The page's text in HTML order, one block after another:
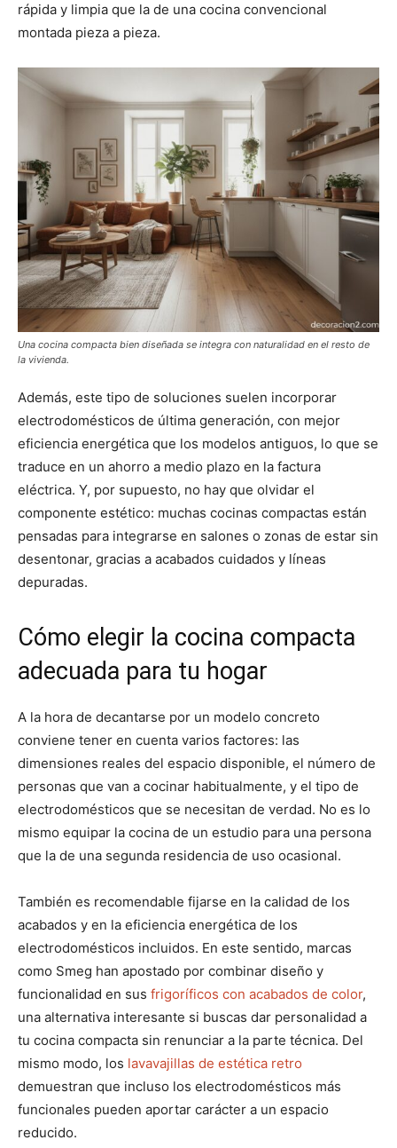
rápida y limpia que la de una cocina convencional
montada pieza a pieza.
Una cocina compacta bien diseñada se integra con naturalidad en el resto de
la vivienda.
Además, este tipo de soluciones suelen incorporar
electrodomésticos de última generación, con mejor
eficiencia energética que los modelos antiguos, lo que se
traduce en un ahorro a medio plazo en la factura
eléctrica. Y, por supuesto, no hay que olvidar el
componente estético: muchas cocinas compactas están
pensadas para integrarse en salones o zonas de estar sin
desentonar, gracias a acabados cuidados y líneas
depuradas.
Cómo elegir la cocina compacta
adecuada para tu hogar
A la hora de decantarse por un modelo concreto
conviene tener en cuenta varios factores: las
dimensiones reales del espacio disponible, el número de
personas que van a cocinar habitualmente, y el tipo de
electrodomésticos que se necesitan de verdad. No es lo
mismo equipar la cocina de un estudio para una persona
que la de una segunda residencia de uso ocasional.
También es recomendable fijarse en la calidad de los
acabados y en la eficiencia energética de los
electrodomésticos incluidos. En este sentido, marcas
como Smeg han apostado por combinar diseño y
funcionalidad en sus frigoríficos con acabados de color,
una alternativa interesante si buscas dar personalidad a
tu cocina compacta sin renunciar a la parte técnica. Del
mismo modo, los lavavajillas de estética retro
demuestran que incluso los electrodomésticos más
funcionales pueden aportar carácter a un espacio
reducido.